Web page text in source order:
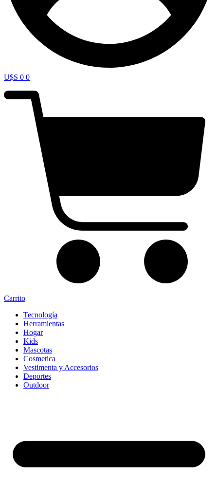
U$S 0 0
Carrito
Tecnología
Herramientas
Hogar
Kids
Mascotas
Cosmetica
Vestimenta y Accesorios
Deportes
Outdoor